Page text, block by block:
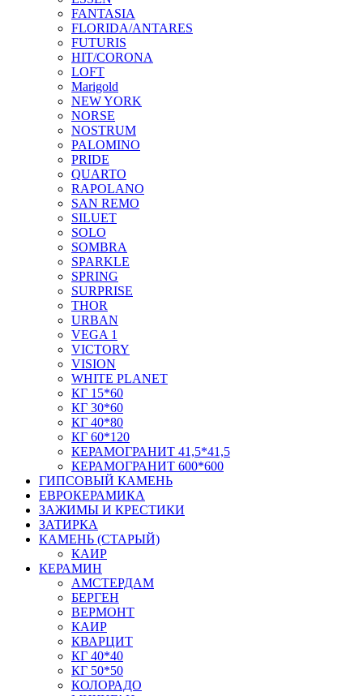
FANTASIA
FLORIDA/ANTARES
FUTURIS
HIT/CORONA
LOFT
Marigold
NEW YORK
NORSE
NOSTRUM
PALOMINO
PRIDE
QUARTO
RAPOLANO
SAN REMO
SILUET
SOLO
SOMBRA
SPARKLE
SPRING
SURPRISE
THOR
URBAN
VEGA 1
VICTORY
VISION
WHITE PLANET
КГ 15*60
КГ 30*60
КГ 40*80
КГ 60*120
КЕРАМОГРАНИТ 41,5*41,5
КЕРАМОГРАНИТ 600*600
ГИПСОВЫЙ КАМЕНЬ
ЕВРОКЕРАМИКА
ЗАЖИМЫ И КРЕСТИКИ
ЗАТИРКА
КАМЕНЬ (СТАРЫЙ)
КАИР
КЕРАМИН
АМСТЕРДАМ
БЕРГЕН
ВЕРМОНТ
КАИР
КВАРЦИТ
КГ 40*40
КГ 50*50
КОЛОРАДО